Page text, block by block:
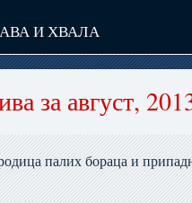
И ХВАЛА
за август,
палих бораца и